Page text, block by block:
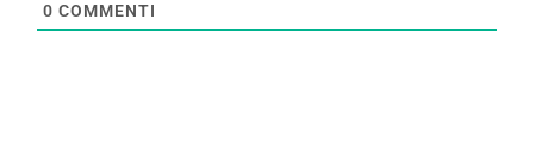
0 COMMENTI